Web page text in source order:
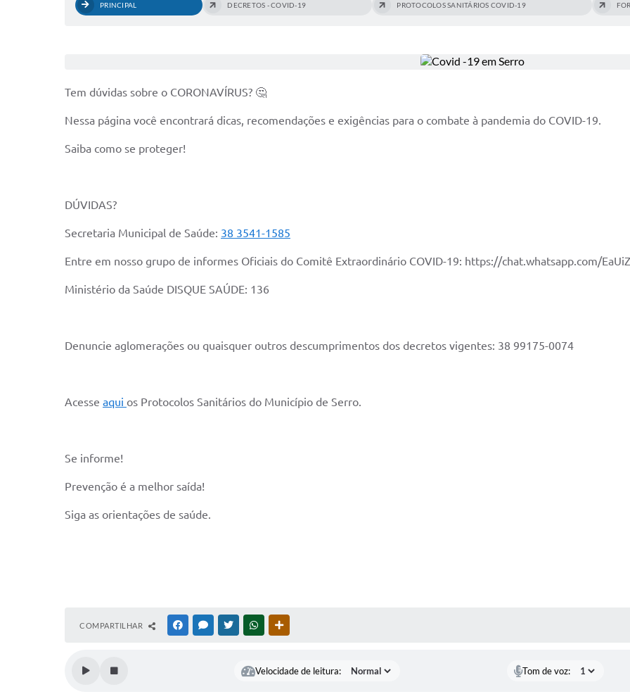
PRINCIPAL DECRETOS - COVID-19 PROTOCOLOS SANITÁRIOS COVID-19
Tem dúvidas sobre o CORONAVÍRUS? 🤔
Nessa página você encontrará dicas, recomendações e exigências para o combate à pandemia do COVID-19.
Saiba como se proteger!
DÚVIDAS?
Secretaria Municipal de Saúde: 38 3541-1585
Entre em nosso grupo de informes Oficiais do Comitê Extraordinário COVID-19: https://chat.whatsapp.com/
Ministério da Saúde DISQUE SAÚDE: 136
Denuncie aglomerações ou quaisquer outros descumprimentos dos decretos vigentes: 38 99175-0074
Acesse aqui os Protocolos Sanitários do Município de Serro.
Se informe!
Prevenção é a melhor saída!
Siga as orientações de saúde.
COMPARTILHAR FACEBOOKMESSENGER
TWITTERWHATSAPP
Velocidade de leitura: Tom de voz: